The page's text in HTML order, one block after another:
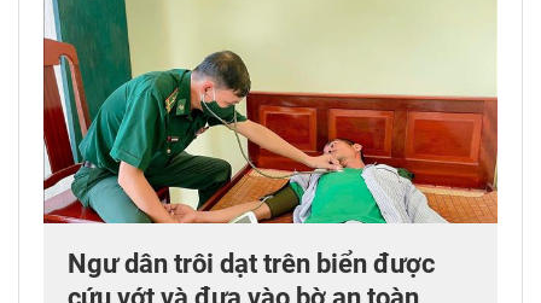
Ngư dân trôi dạt trên biển được